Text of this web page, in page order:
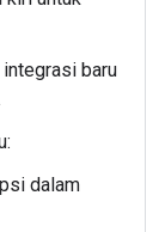
baru
dalam